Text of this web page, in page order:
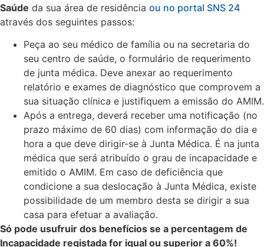
Saúde da sua área de residência ou no portal SNS 24
através dos seguintes passos:
Peça ao seu médico de família ou na secretaria do
seu centro de saúde, o formulário de requerimento
de junta médica. Deve anexar ao requerimento
relatório e exames de diagnóstico que comprovem a
sua situação clínica e justifiquem a emissão do AMIM.
Após a entrega, deverá receber uma notificação (no
prazo máximo de 60 dias) com informação do dia e
hora a que deve dirigir-se à Junta Médica. É na junta
médica que será atribuído o grau de incapacidade e
emitido o AMIM. Em caso de deficiência que
condicione a sua deslocação à Junta Médica, existe
possibilidade de um membro desta se dirigir a sua
casa para efetuar a avaliação.
Só pode usufruir dos benefícios se a percentagem de
Incapacidade registada for igual ou superior a 60%!